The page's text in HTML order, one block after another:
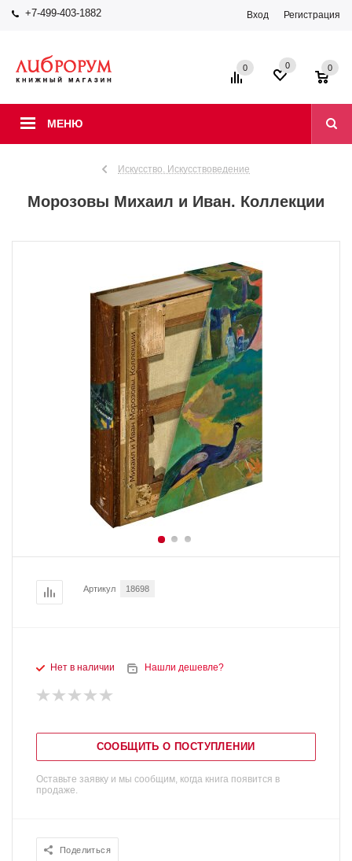
+7-499-403-1882 Вход Регистрация
МЕНЮ
0 0 0
Искусство. Искусствоведение
Морозовы Михаил и Иван. Коллекции
Артикул 18698
Нет в наличии Нашли дешевле?
СООБЩИТЬ О ПОСТУПЛЕНИИ
Оставьте заявку и мы сообщим, когда книга появится в
продаже.
Поделиться